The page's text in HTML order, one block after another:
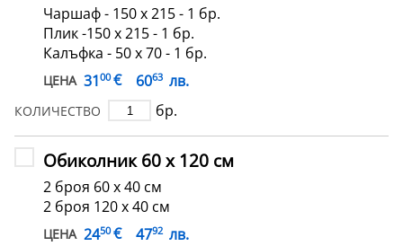
Чаршаф - 150 х 215 - 1 бр.
Плик -150 х 215 - 1 бр.
Калъфка - 50 х 70 - 1 бр.
ЦЕНА 3100 € 6063 лв.
КОЛИЧЕСТВО бр.
Обиколник 60 х 120 см
2 броя 60 х 40 см
2 броя 120 х 40 см
ЦЕНА 2450 € 4792 лв.